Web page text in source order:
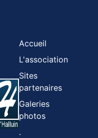
Accueil
L'association
Sites
partenaires
Galeries
photos
.